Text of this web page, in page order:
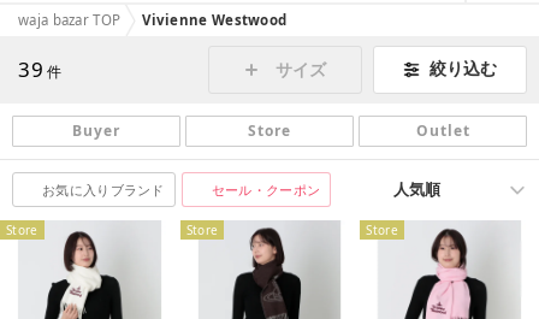
waja bazar TOP Vivienne Westwood
39 件 サイズ 絞り込む
Buyer Store Outlet
お気に入りブランド セール・クーポン
Store Store Store